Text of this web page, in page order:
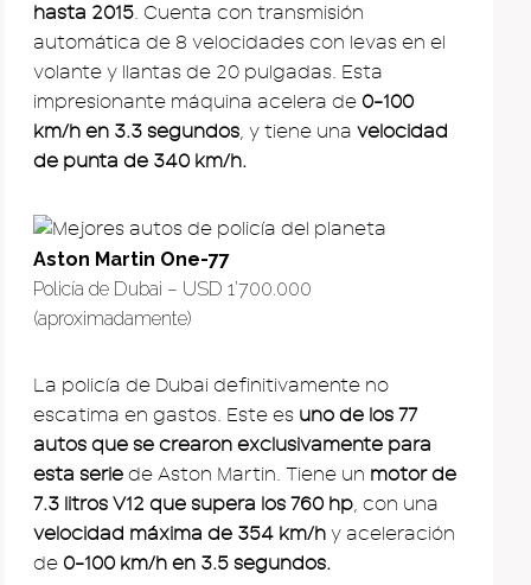
hasta 2015. Cuenta con transmisión
automática de 8 velocidades con levas en el
volante y llantas de 20 pulgadas. Esta
impresionante máquina acelera de 0-100
km/h en 3.3 segundos, y tiene una velocidad
de punta de 340 km/h.
Aston Martin One-77
Policía de Dubai – USD 1’700.000
(aproximadamente)
La policía de Dubai definitivamente no
escatima en gastos. Este es uno de los 77
autos que se crearon exclusivamente para
esta serie de Aston Martin. Tiene un motor de
7.3 litros V12 que supera los 760 hp, con una
velocidad máxima de 354 km/h y aceleración
de 0-100 km/h en 3.5 segundos.